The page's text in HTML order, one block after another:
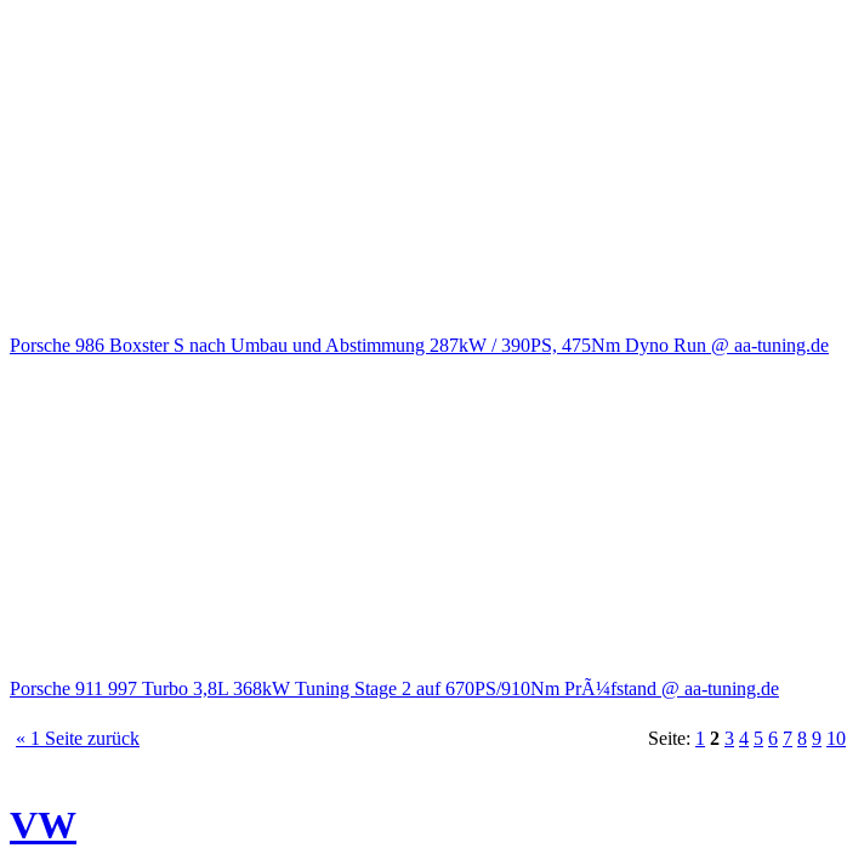
Porsche 986 Boxster S nach Umbau und Abstimmung 287kW / 390PS, 475Nm Dyno Run @ aa-tuning.de
Porsche 911 997 Turbo 3,8L 368kW Tuning Stage 2 auf 670PS/910Nm PrÃ¼fstand @ aa-tuning.de
« 1 Seite zurück Seite: 1 2 3 4 5 6 7 8 9 10
VW